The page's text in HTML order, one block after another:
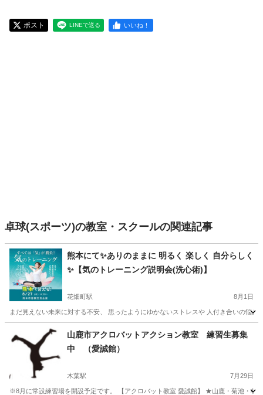
ポスト LINEで送る いいね！
卓球(スポーツ)の教室・スクールの関連記事
熊本にて✨️ありのままに 明るく 楽しく 自分らしく
✨️【気のトレーニング説明会(洗心術)】
花畑町駅 8月1日
まだ見えない未来に対する不安、 思ったようにゆかないストレスや 人付き合いの悩
熊本市 花畑町駅 気功 場所
山鹿市アクロバットアクション教室 練習生募集
中 （愛誠館）
木葉駅 7月29日
※8月に常設練習場を開設予定です。 【アクロバット教室 愛誠館】 ★山鹿・菊池・植